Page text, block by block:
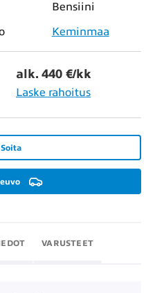
Bensiini
Keminmaa
alk. 440 €/kk
Laske rahoitus
Soita
VARUSTEET